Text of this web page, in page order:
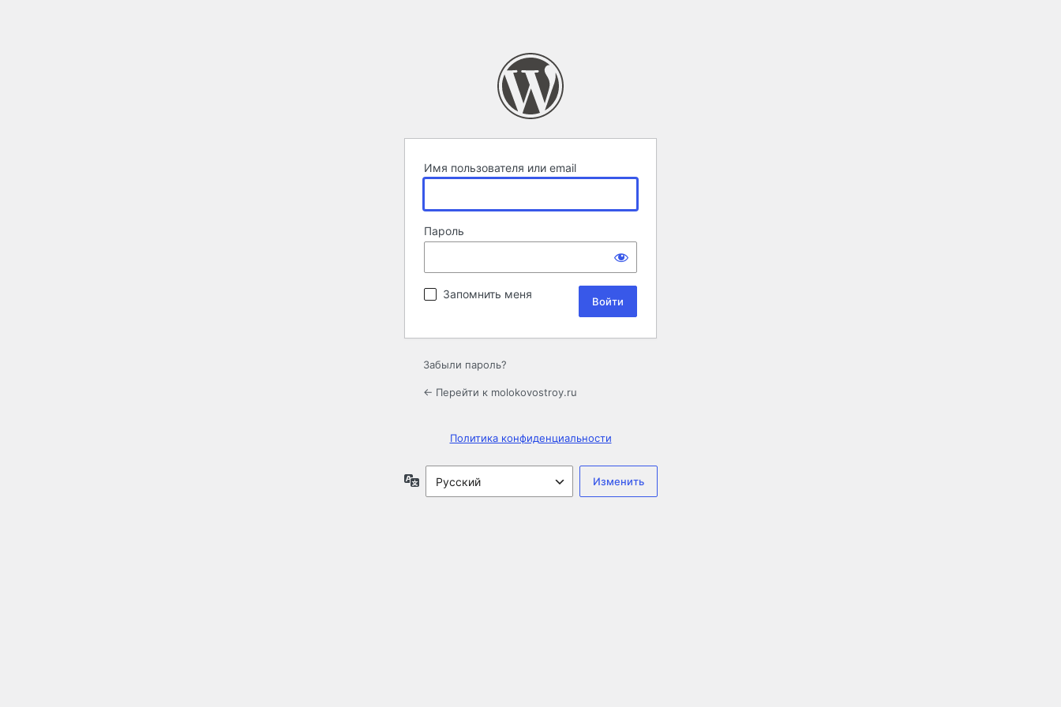
Имя пользователя или email
Пароль
Запомнить меня
Забыли пароль?
← Перейти к molokovostroy.ru
Политика конфиденциальности
Язык